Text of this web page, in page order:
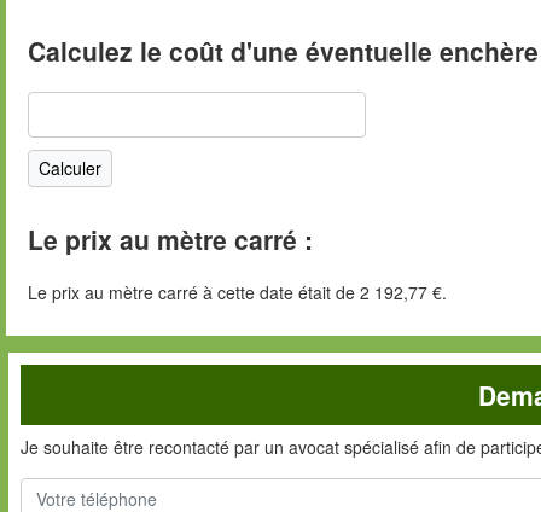
Calculez le coût d'une éventuelle
Le prix au mètre carré :
Le prix au mètre carré à cette date était de 2 192,77 €.
Je souhaite être recontacté par un avocat spécialisé afin de